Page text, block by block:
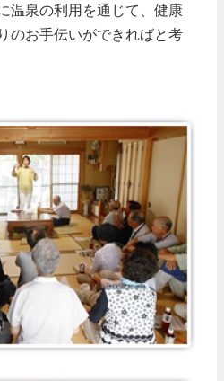
温泉の利用を通じて、健康
のお手伝いができればと考